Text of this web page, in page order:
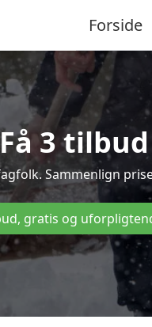
Forside
3
Sammenlign
gratis og